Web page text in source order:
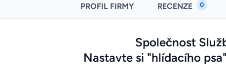
PROFIL FIRMY RECENZE 0
Společnost
Nastavte si "hlídacího